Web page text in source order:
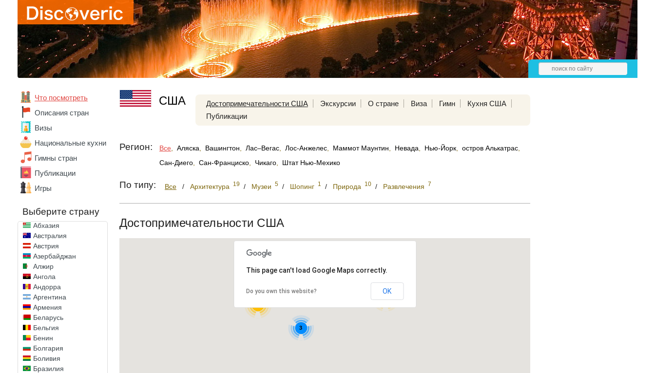
Что посмотреть
Описания стран
Визы
Национальные кухни
Гимны стран
Публикации
Игры
Выберите страну
Абхазия
Австралия
Австрия
Азербайджан
Алжир
Ангола
Андорра
Аргентина
Армения
Беларусь
Бельгия
Бенин
Болгария
Боливия
Бразилия
США Достопримечательности США Экскурсии О стране Виза Гимн
Кухня США
Публикации
Регион: Все Аляска Вашингтон Лас–Вегас Лос-Анжелес Маммот Маунтин Невада Нью-Йорк остров Алькатрас
Сан-Диего
Сан-Франциско Чикаго Штат Нью-Мехико
По типу: Все / Архитектура 19 / Музеи 5 / Шопинг 1 / Природа 10 / Развлечения 7
Достопримечательности США
3
This page can't load Google Maps correctly.
Do you own this website? OK